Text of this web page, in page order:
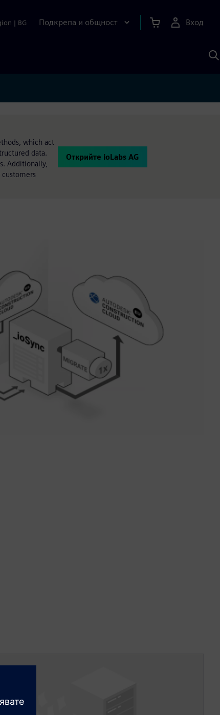
| BG Подкрепа и общност Вход
с
which act
data.
Additionally,
Открийте ioLabs AG